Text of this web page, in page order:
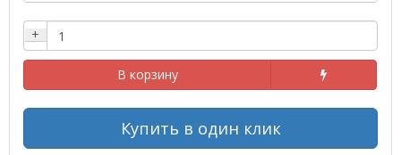
+
В корзину
Купить в один клик